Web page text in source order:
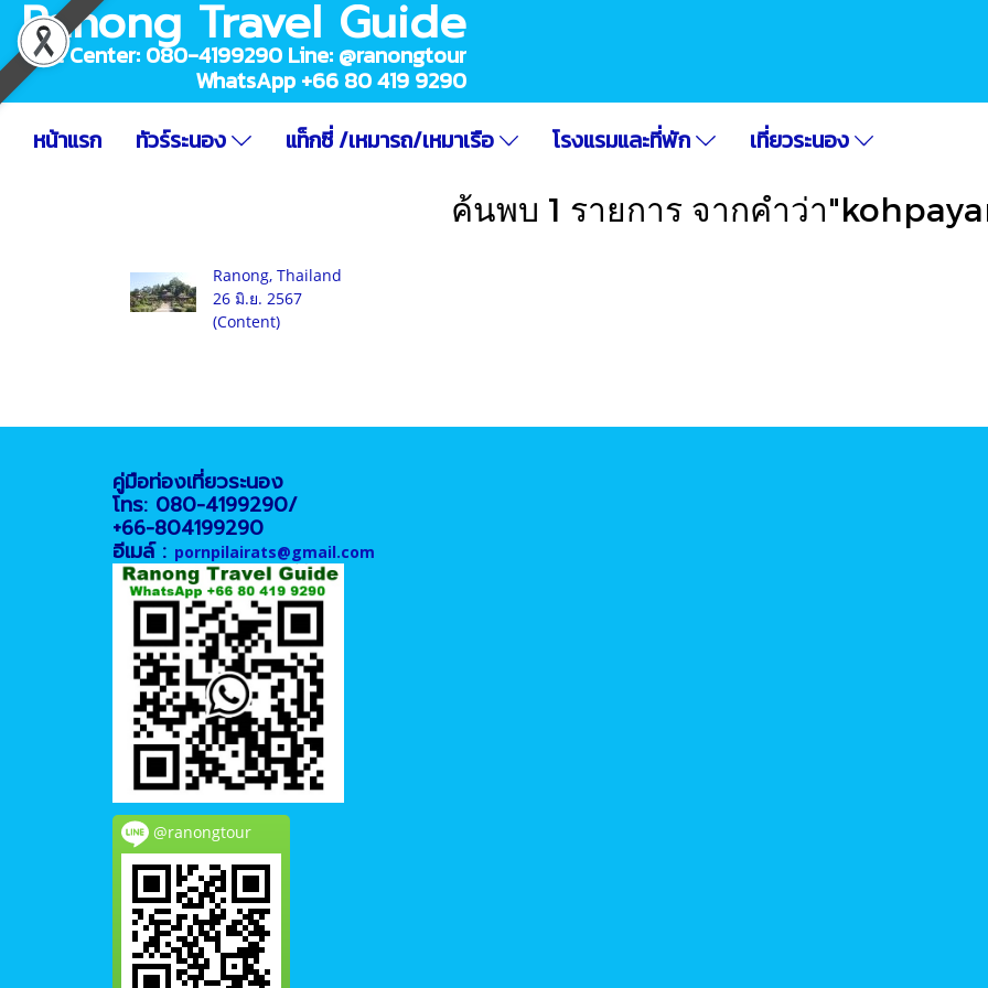
Ranong Travel Guide
Call Center: 080-4199290 Line: @ranongtour
WhatsApp +66 80 419 9290
หน้าแรก
ทัวร์ระนอง แท็กซี่ /เหมารถ/เหมาเรือ โรงแรมและที่พัก เที่ยวระนอง
ค้นพบ 1 รายการ จากคำว่า
Ranong, Thailand
26 มิ.ย. 2567
(Content)
คู่มือท่องเที่ยวระนอง
โทร: 080-4199290/
+66-804199290
อีเมล์ : pornpilairats@gmail.com
@ranongtour